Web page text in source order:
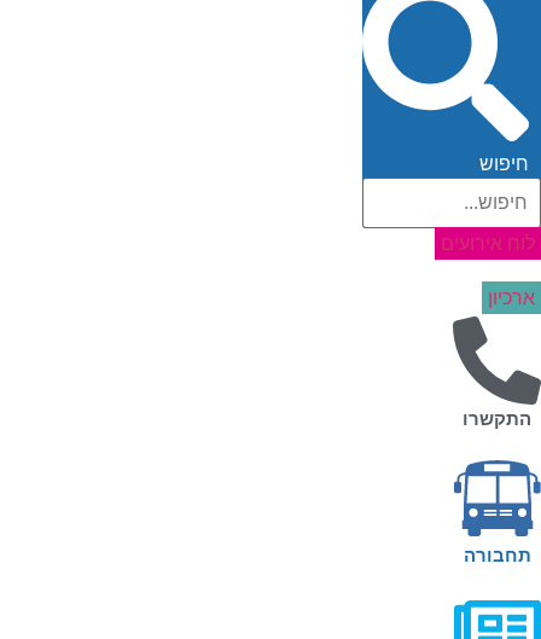
חיפוש
אירועים
התקשרו
תחבורה